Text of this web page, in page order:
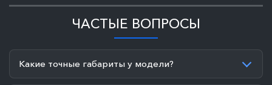
ЧАСТЫЕ ВОПРОСЫ
Какие точные габариты у модели?